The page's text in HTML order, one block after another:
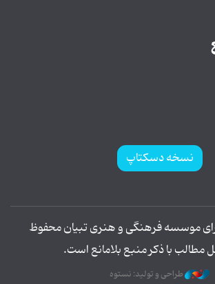
نسخه دسکتاپ
موسسه فرهنگی و هنری تبیان محفوظ
با ذکر منبع بلامانع است.
طراحی و تولید: نستوه